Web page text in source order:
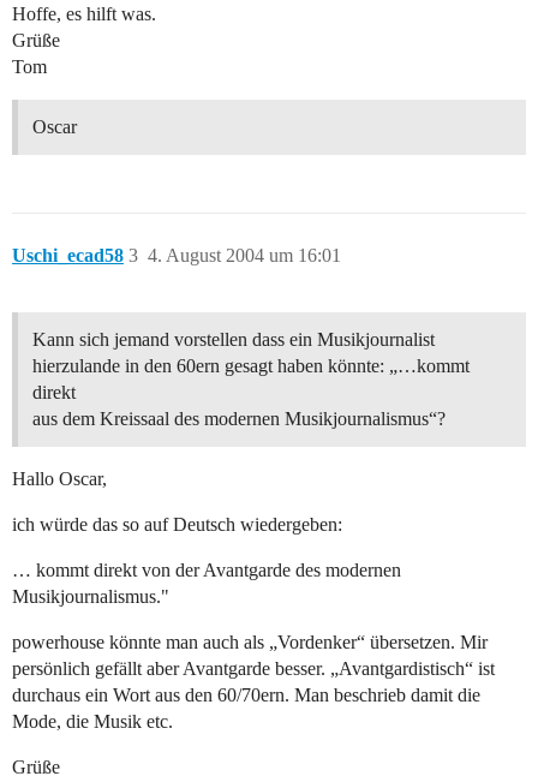
Hoffe, es hilft was.
Grüße
Tom
Oscar
Uschi_ecad58 4. August 2004 um 16:01
3
Kann sich jemand vorstellen dass ein Musikjournalist
hierzulande in den 60ern gesagt haben könnte: „…kommt
direkt
aus dem Kreissaal des modernen Musikjournalismus“?
Hallo Oscar,
ich würde das so auf Deutsch wiedergeben:
… kommt direkt von der Avantgarde des modernen
Musikjournalismus."
powerhouse könnte man auch als „Vordenker“ übersetzen. Mir
persönlich gefällt aber Avantgarde besser. „Avantgardistisch“ ist
durchaus ein Wort aus den 60/70ern. Man beschrieb damit die
Mode, die Musik etc.
Grüße